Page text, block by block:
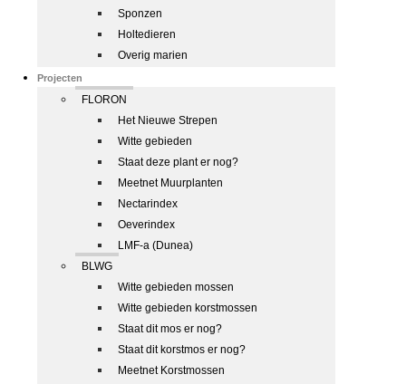
Sponzen
Holtedieren
Overig marien
Projecten
FLORON
Het Nieuwe Strepen
Witte gebieden
Staat deze plant er nog?
Meetnet Muurplanten
Nectarindex
Oeverindex
LMF-a (Dunea)
BLWG
Witte gebieden mossen
Witte gebieden korstmossen
Staat dit mos er nog?
Staat dit korstmos er nog?
Meetnet Korstmossen